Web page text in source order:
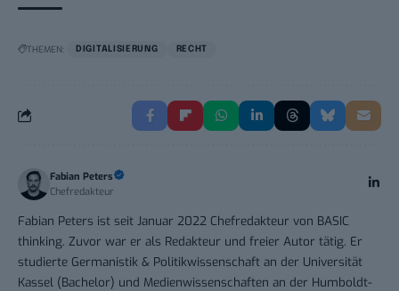
THEMEN: DIGITALISIERUNG RECHT
Fabian Peters
Chefredakteur
Fabian Peters ist seit Januar 2022 Chefredakteur von BASIC
thinking. Zuvor war er als Redakteur und freier Autor tätig. Er
studierte Germanistik & Politikwissenschaft an der Universität
Kassel (Bachelor) und Medienwissenschaften an der Humboldt-